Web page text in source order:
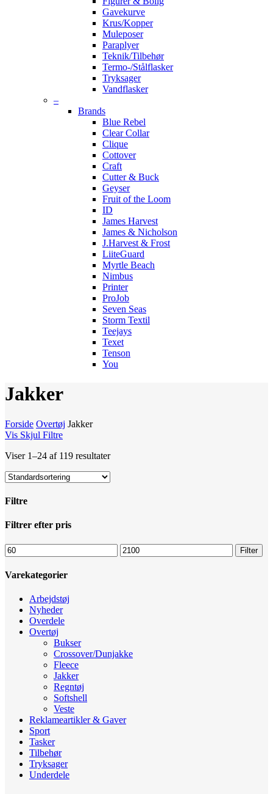
Gavekurve
Krus/Kopper
Muleposer
Paraplyer
Teknik/Tilbehør
Termo-/Stålflasker
Tryksager
Vandflasker
–
Brands
Blue Rebel
Clear Collar
Clique
Cottover
Craft
Cutter & Buck
Geyser
Fruit of the Loom
ID
James Harvest
James & Nicholson
J.Harvest & Frost
LiiteGuard
Myrtle Beach
Nimbus
Printer
ProJob
Seven Seas
Storm Textil
Teejays
Texet
Tenson
You
Jakker
Forside Overtøj Jakker
Vis Skjul Filtre
Viser 1–24 af 119 resultater
Filtre
Luk
Filtrer efter pris
Mindste
pris
Højeste
pris
Filter
Varekategorier
Arbejdstøj
Nyheder
Overdele
Overtøj
Bukser
Crossover/Dunjakke
Fleece
Jakker
Regntøj
Softshell
Veste
Reklameartikler & Gaver
Sport
Tasker
Tilbehør
Tryksager
Underdele